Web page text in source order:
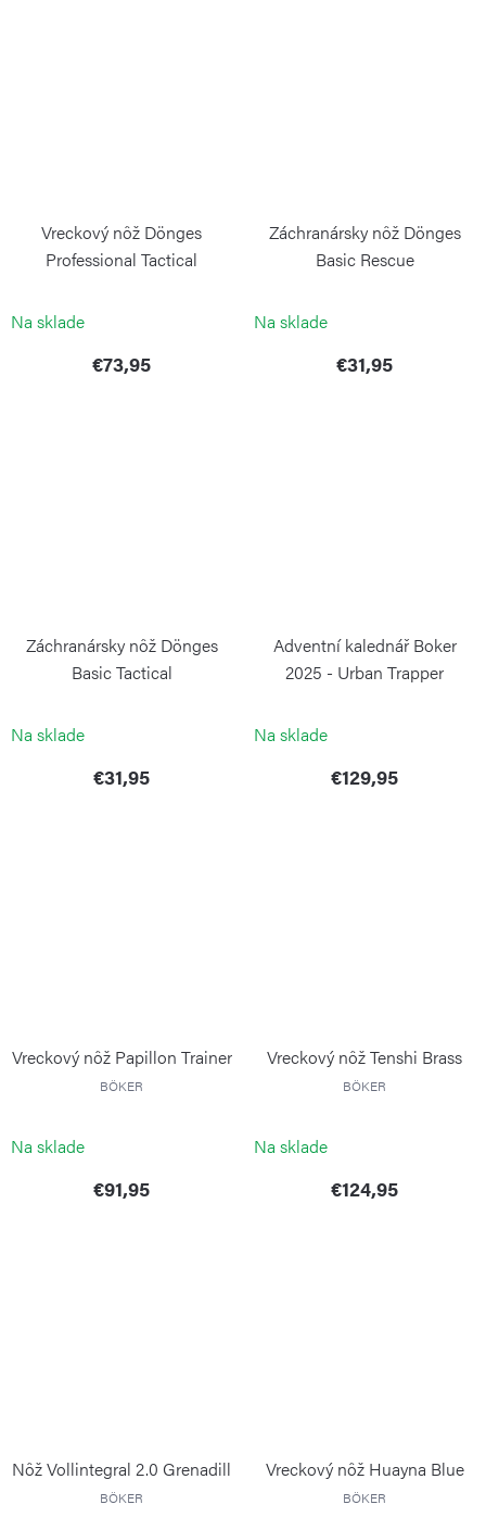
Vreckový nôž Dönges
Professional Tactical
Na sklade
€73,95
Záchranársky nôž Dönges
Basic Rescue
Na sklade
€31,95
Záchranársky nôž Dönges
Basic Tactical
Na sklade
€31,95
Adventní kalednář Boker
2025 - Urban Trapper
Na sklade
€129,95
Vreckový nôž Papillon Trainer
BÖKER
Na sklade
€91,95
Vreckový nôž Tenshi Brass
BÖKER
Na sklade
€124,95
Nôž Vollintegral 2.0 Grenadill
BÖKER
Vreckový nôž Huayna Blue
BÖKER